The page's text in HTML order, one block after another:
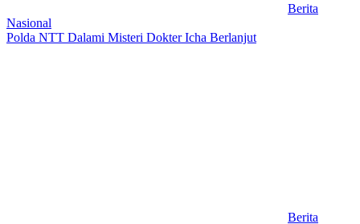
Berita
Nasional
Polda NTT Dalami Misteri Dokter Icha Berlanjut
Berita